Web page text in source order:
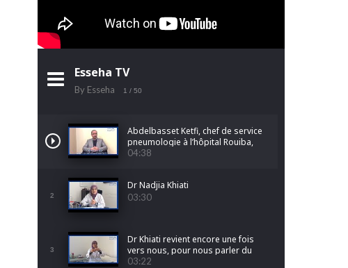
Esseha TV
By Esseha 1 / 50
Abdelbasset Ketfi, chef de service
pneumologie à l’hôpital Rouiba,
nous parle du cancer du poumon
04:38
2
Dr Nadjia Khiati
03:30
3
Dr Khiati revient encore une fois
vers nous, pour nous parler du
cancer de l'endomètre.
03:22